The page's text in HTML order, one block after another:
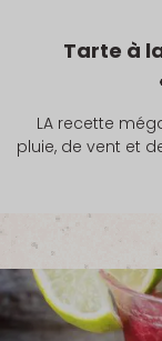
Tarte à
LA recette
pluie, de vent et